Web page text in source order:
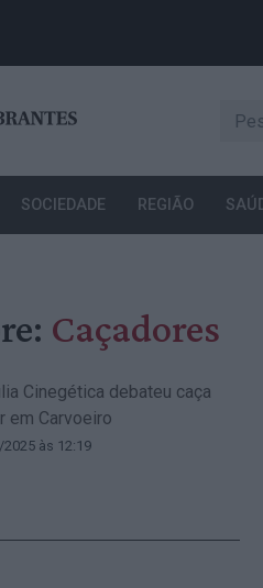
SOCIEDADE REGIÃO
Caçadores
Cinegética debateu caça
em Carvoeiro
às 12:19